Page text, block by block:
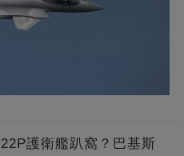
護衛艦趴窩？巴基斯